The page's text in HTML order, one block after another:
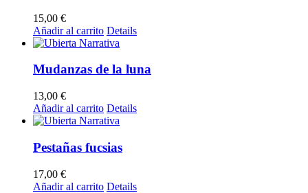
15,00 €
Añadir al carrito Details
Mudanzas de la luna
13,00 €
Añadir al carrito Details
Pestañas fucsias
17,00 €
Añadir al carrito Details